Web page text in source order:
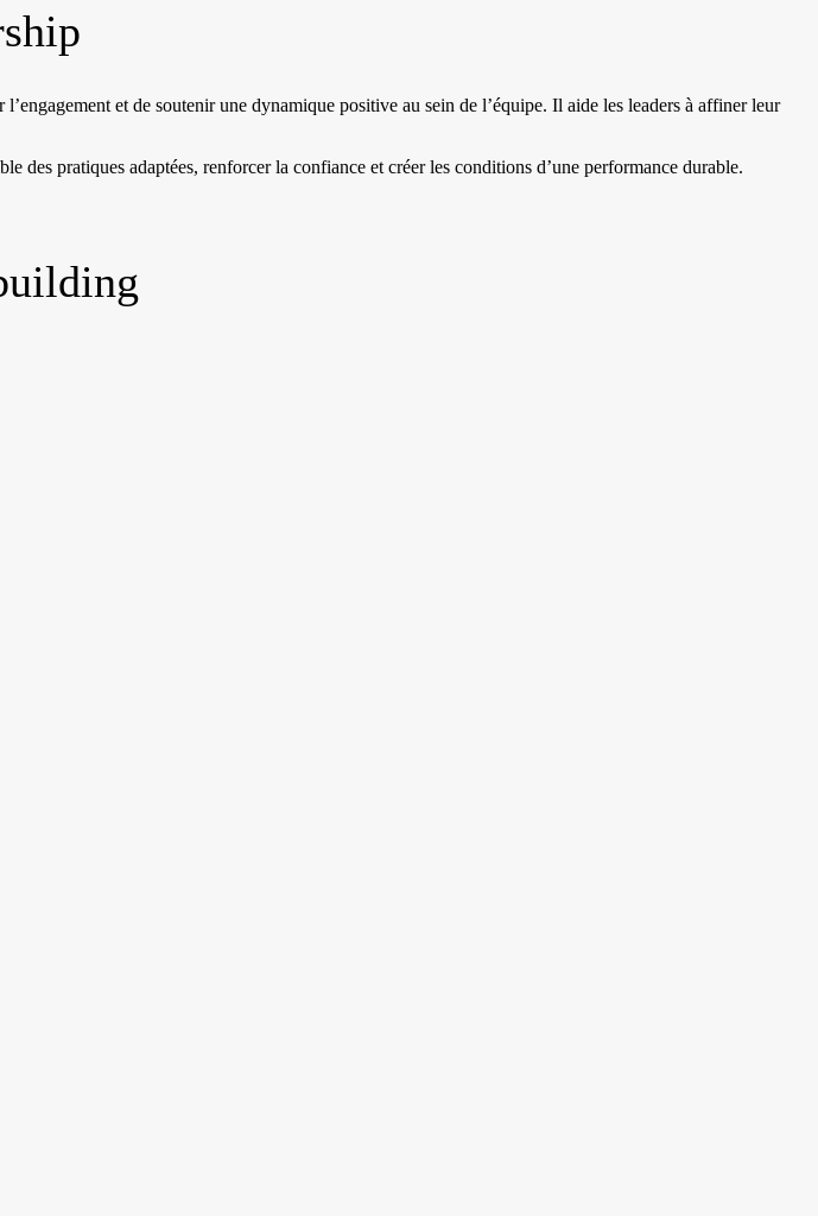
et de soutenir une dynamique positive au sein de l’équipe. Il aide les leaders à affiner leur
pratiques adaptées, renforcer la confiance et créer les conditions d’une performance durable.